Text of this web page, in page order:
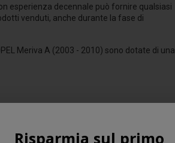
esperienza decennale può fornire qualsiasi
venduti, anche durante la fase di
Meriva A (2003 - 2010) sono dotate di una
Risparmia sul primo